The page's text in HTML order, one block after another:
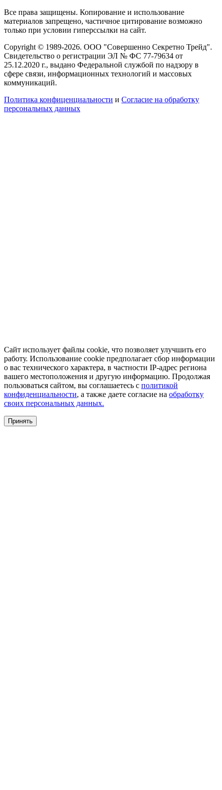
Все права защищены. Копирование и использование
материалов запрещено, частичное цитирование возможно
только при условии гиперссылки на сайт.
Copyright © 1989-2026. ООО "Совершенно Секретно Трейд".
Свидетельство о регистрации ЭЛ № ФС 77-79634 от
25.12.2020 г., выдано Федеральной службой по надзору в
сфере связи, информационных технологий и массовых
коммуникаций.
Политика конфиценциальности и Согласие на обработку
персональных данных
Сайт использует файлы cookie, что позволяет улучшить его
работу. Использование cookie предполагает сбор информации
о вас технического характера, в частности IP-адрес региона
вашего местоположения и другую информацию. Продолжая
пользоваться сайтом, вы соглашаетесь с политикой
конфиденциальности, а также даете согласие на обработку
своих персональных данных.
Принять